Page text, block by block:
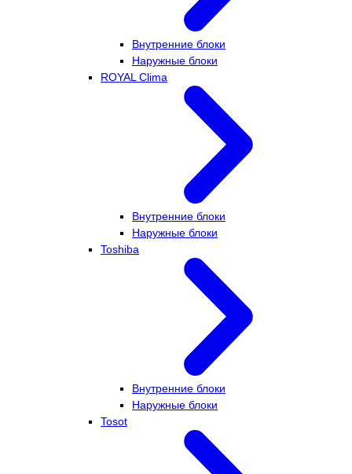
Внутренние блоки
Наружные блоки
ROYAL Clima
Внутренние блоки
Наружные блоки
Toshiba
Внутренние блоки
Наружные блоки
Tosot